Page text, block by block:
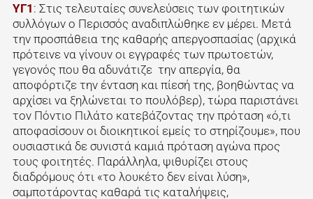
ΥΓ1 : Στις τελευταίες συνελεύσεις των φοιτητικών
συλλόγων ο Περισσός αναδιπλώθηκε εν μέρει. Μετά
την προσπάθεια της καθαρής απεργοσπασίας (αρχικά
πρότεινε να γίνουν οι εγγραφές των πρωτοετών,
γεγονός που θα αδυνάτιζε την απεργία, θα
αποφόρτιζε την ένταση και πίεσή της, βοηθώντας να
αρχίσει να ξηλώνεται το πουλόβερ), τώρα παριστάνει
τον Πόντιο Πιλάτο κατεβάζοντας την πρόταση «ό,τι
αποφασίσουν οι διοικητικοί εμείς το στηρίζουμε», που
ουσιαστικά δε συνιστά καμιά πρόταση αγώνα προς
τους φοιτητές. Παράλληλα, ψιθυρίζει στους
διαδρόμους ότι «το λουκέτο δεν είναι λύση»,
σαμποτάροντας καθαρά τις καταλήψεις,